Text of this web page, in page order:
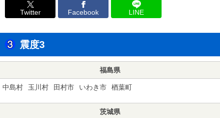
Twitter Facebook LINE
震度3
福島県
中島村 玉川村 田村市 いわき市 楢葉町
茨城県